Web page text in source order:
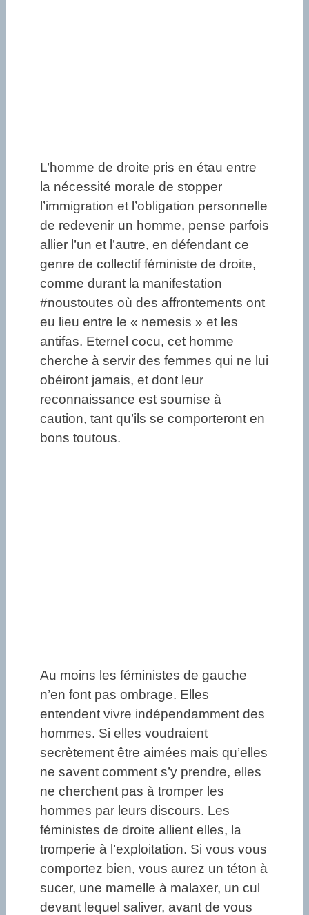
L’homme de droite pris en étau entre
la nécessité morale de stopper
l’immigration et l’obligation personnelle
de redevenir un homme, pense parfois
allier l’un et l’autre, en défendant ce
genre de collectif féministe de droite,
comme durant la manifestation
#noustoutes où des affrontements ont
eu lieu entre le « nemesis » et les
antifas. Eternel cocu, cet homme
cherche à servir des femmes qui ne lui
obéiront jamais, et dont leur
reconnaissance est soumise à
caution, tant qu’ils se comporteront en
bons toutous.
Au moins les féministes de gauche
n’en font pas ombrage. Elles
entendent vivre indépendamment des
hommes. Si elles voudraient
secrètement être aimées mais qu’elles
ne savent comment s’y prendre, elles
ne cherchent pas à tromper les
hommes par leurs discours. Les
féministes de droite allient elles, la
tromperie à l’exploitation. Si vous vous
comportez bien, vous aurez un téton à
sucer, une mamelle à malaxer, un cul
devant lequel saliver, avant de vous